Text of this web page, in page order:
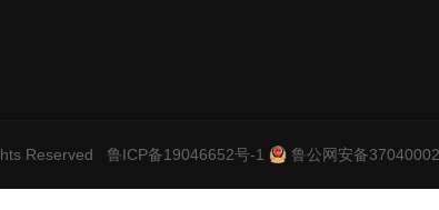
Reserved 鲁ICP备19046652号-1 鲁公网安备